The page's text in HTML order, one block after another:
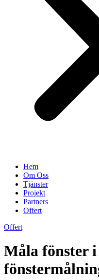
Hem
Om Oss
Tjänster
Projekt
Partners
Offert
Offert
Måla fönster